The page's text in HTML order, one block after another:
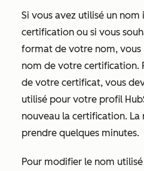
Si vous avez utilisé un
certification ou si vous
format de votre nom,
nom de votre certification.
de votre certificat, vous
utilisé pour votre profil
nouveau la certification. La
prendre quelques minutes.
Pour modifier le nom